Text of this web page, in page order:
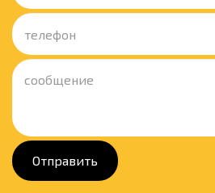
Отправить